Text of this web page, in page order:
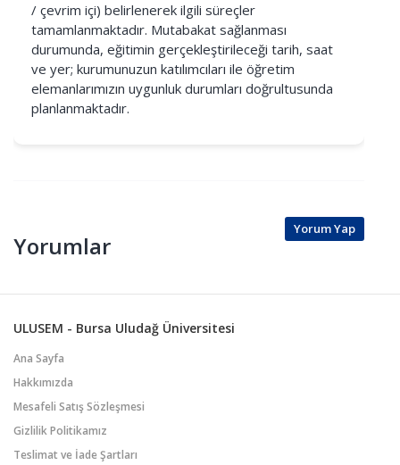
/ çevrim içi) belirlenerek ilgili süreçler
tamamlanmaktadır. Mutabakat sağlanması
durumunda, eğitimin gerçekleştirileceği tarih, saat
ve yer; kurumunuzun katılımcıları ile öğretim
elemanlarımızın uygunluk durumları doğrultusunda
planlanmaktadır.
Yorumlar
Yorum Yap
ULUSEM - Bursa Uludağ Üniversitesi
Ana Sayfa
Hakkımızda
Mesafeli Satış Sözleşmesi
Gizlilik Politikamız
Teslimat ve İade Şartları